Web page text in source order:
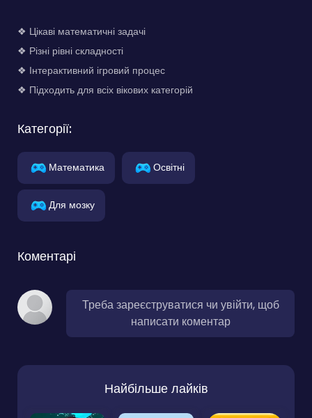
❖ Цікаві математичні задачі
❖ Різні рівні складності
❖ Інтерактивний ігровий процес
❖ Підходить для всіх вікових категорій
Категорії:
Математика Освітні
Для мозку
Коментарі
Треба зареєструватися чи увійти, щоб
написати коментар
Найбільше лайків